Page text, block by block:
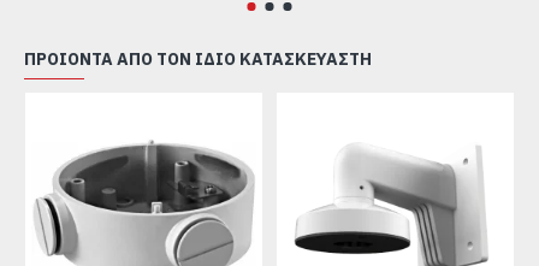
ΠΡΟΙΌΝΤΑ ΑΠΌ ΤΟΝ ΊΔΙΟ ΚΑΤΑΣΚΕΥΑΣΤΉ